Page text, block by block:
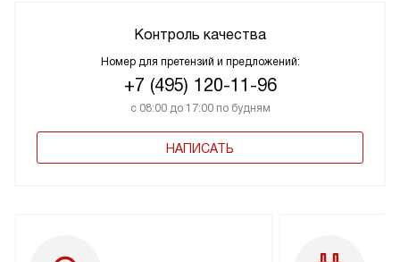
Контроль качества
Номер для претензий и предложений:
+7 (495) 120-11-96
с 08:00 до 17:00 по будням
НАПИСАТЬ